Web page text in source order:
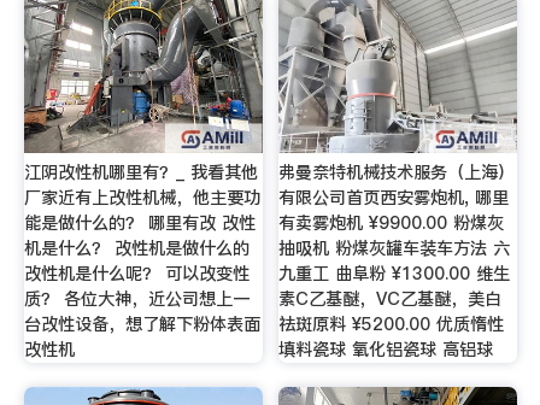
江阴改性机哪里有？_ 我看其他
厂家近有上改性机械，他主要功
能是做什么的？ 哪里有改 改性
机是什么？ 改性机是做什么的
改性机是什么呢？ 可以改变性
质？ 各位大神，近公司想上一
台改性设备，想了解下粉体表面
改性机
弗曼奈特机械技术服务（上海）
有限公司首页西安雾炮机, 哪里
有卖雾炮机 ¥9900.00 粉煤灰
抽吸机 粉煤灰罐车装车方法 六
九重工 曲阜粉 ¥1300.00 维生
素C乙基醚，VC乙基醚，美白
祛斑原料 ¥5200.00 优质惰性
填料瓷球 氧化铝瓷球 高铝球